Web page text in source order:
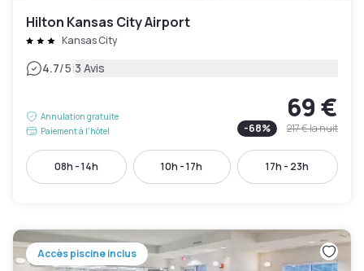
Hilton Kansas City Airport
Kansas City
4.7/5|3 Avis
Annulation gratuite
Paiement à l'hôtel
69 €
-68% 217 €la nuit
08h - 14h 10h - 17h 17h - 23h
Accès piscine inclus